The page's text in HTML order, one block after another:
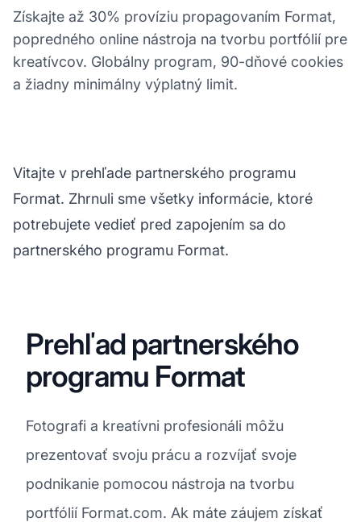
Získajte až 30% províziu propagovaním Format,
popredného online nástroja na tvorbu portfólií pre
kreatívcov. Globálny program, 90-dňové cookies
a žiadny minimálny výplatný limit.
Vitajte v prehľade partnerského programu
Format. Zhrnuli sme všetky informácie, ktoré
potrebujete vedieť pred zapojením sa do
partnerského programu Format.
Prehľad partnerského
programu Format
Fotografi a kreatívni profesionáli môžu
prezentovať svoju prácu a rozvíjať svoje
podnikanie pomocou nástroja na tvorbu
portfólií Format.com. Ak máte záujem získať